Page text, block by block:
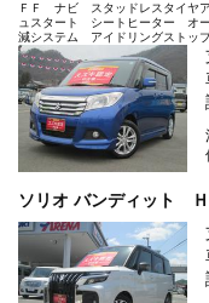
ＦＦ ナビ スタッドレスタイヤ
ュスタート シートヒーター オ
減システム アイドリングストッ
ソリオ バンディット